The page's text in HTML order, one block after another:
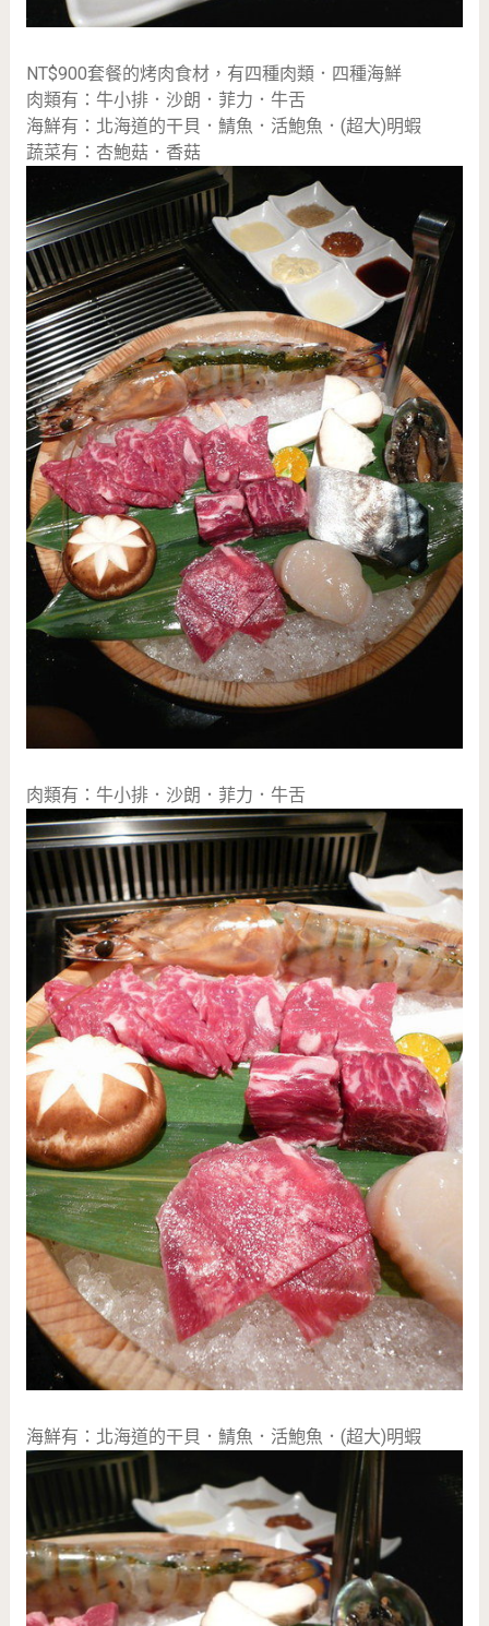
NT$900套餐的烤肉食材，有四種肉類．四種海鮮
肉類有：牛小排．沙朗．菲力．牛舌
海鮮有：北海道的干貝．鯖魚．活鮑魚．(超大)明蝦
蔬菜有：杏鮑菇．香菇
肉類有：牛小排．沙朗．菲力．牛舌
海鮮有：北海道的干貝．鯖魚．活鮑魚．(超大)明蝦